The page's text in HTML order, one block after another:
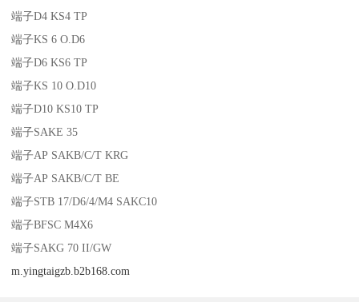
端子D4 KS4 TP
端子KS 6 O.D6
端子D6 KS6 TP
端子KS 10 O.D10
端子D10 KS10 TP
端子SAKE 35
端子AP SAKB/C/T KRG
端子AP SAKB/C/T BE
端子STB 17/D6/4/M4 SAKC10
端子BFSC M4X6
端子SAKG 70 II/GW
m.yingtaigzb.b2b168.com